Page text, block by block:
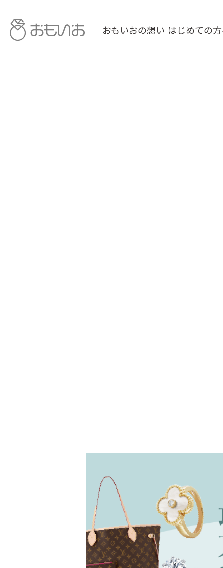
おもいおの想い はじめての